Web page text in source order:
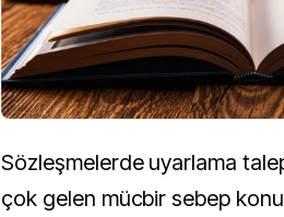
Sözleşmelerde uyarlama
çok gelen mücbir sebep